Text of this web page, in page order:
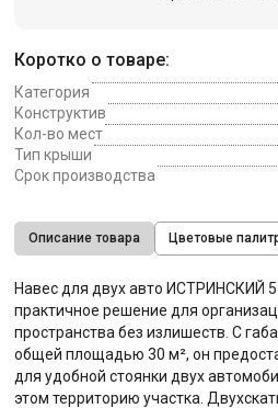
Коротко о товаре:
Категория
Конструктив
Кол-во мест
Тип крыши
Срок производства
Описание товара Цветовые
Навес для двух авто ИСТРИНСКИЙ
практичное решение для
пространства без излишеств. С
общей площадью 30 м², он
для удобной стоянки двух
этом территорию участка.